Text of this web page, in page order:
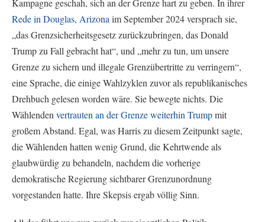
Rede in Douglas, Arizona im September 2024 versprach sie,
„das Grenzsicherheitsgesetz zurückzubringen, das Donald
Trump zu Fall gebracht hat“, und „mehr zu tun, um unsere
Grenze zu sichern und illegale Grenzübertritte zu verringern“,
eine Sprache, die einige Wahlzyklen zuvor als republikanisches
Drehbuch gelesen worden wäre. Sie bewegte nichts. Die
Wählenden vertrauten an der Grenze weiterhin Trumpmit
großem Abstand. Egal, was Harris zu diesem Zeitpunkt sagte,
die Wählenden hatten wenig Grund, die Kehrtwende als
glaubwürdig zu behandeln, nachdem die vorherige
demokratische Regierung sichtbarer Grenzunordnung
vorgestanden hatte. Ihre Skepsis ergab völlig Sinn.